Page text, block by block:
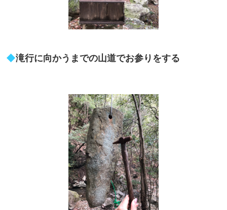
◆滝行に向かうまでの山道でお参りをする